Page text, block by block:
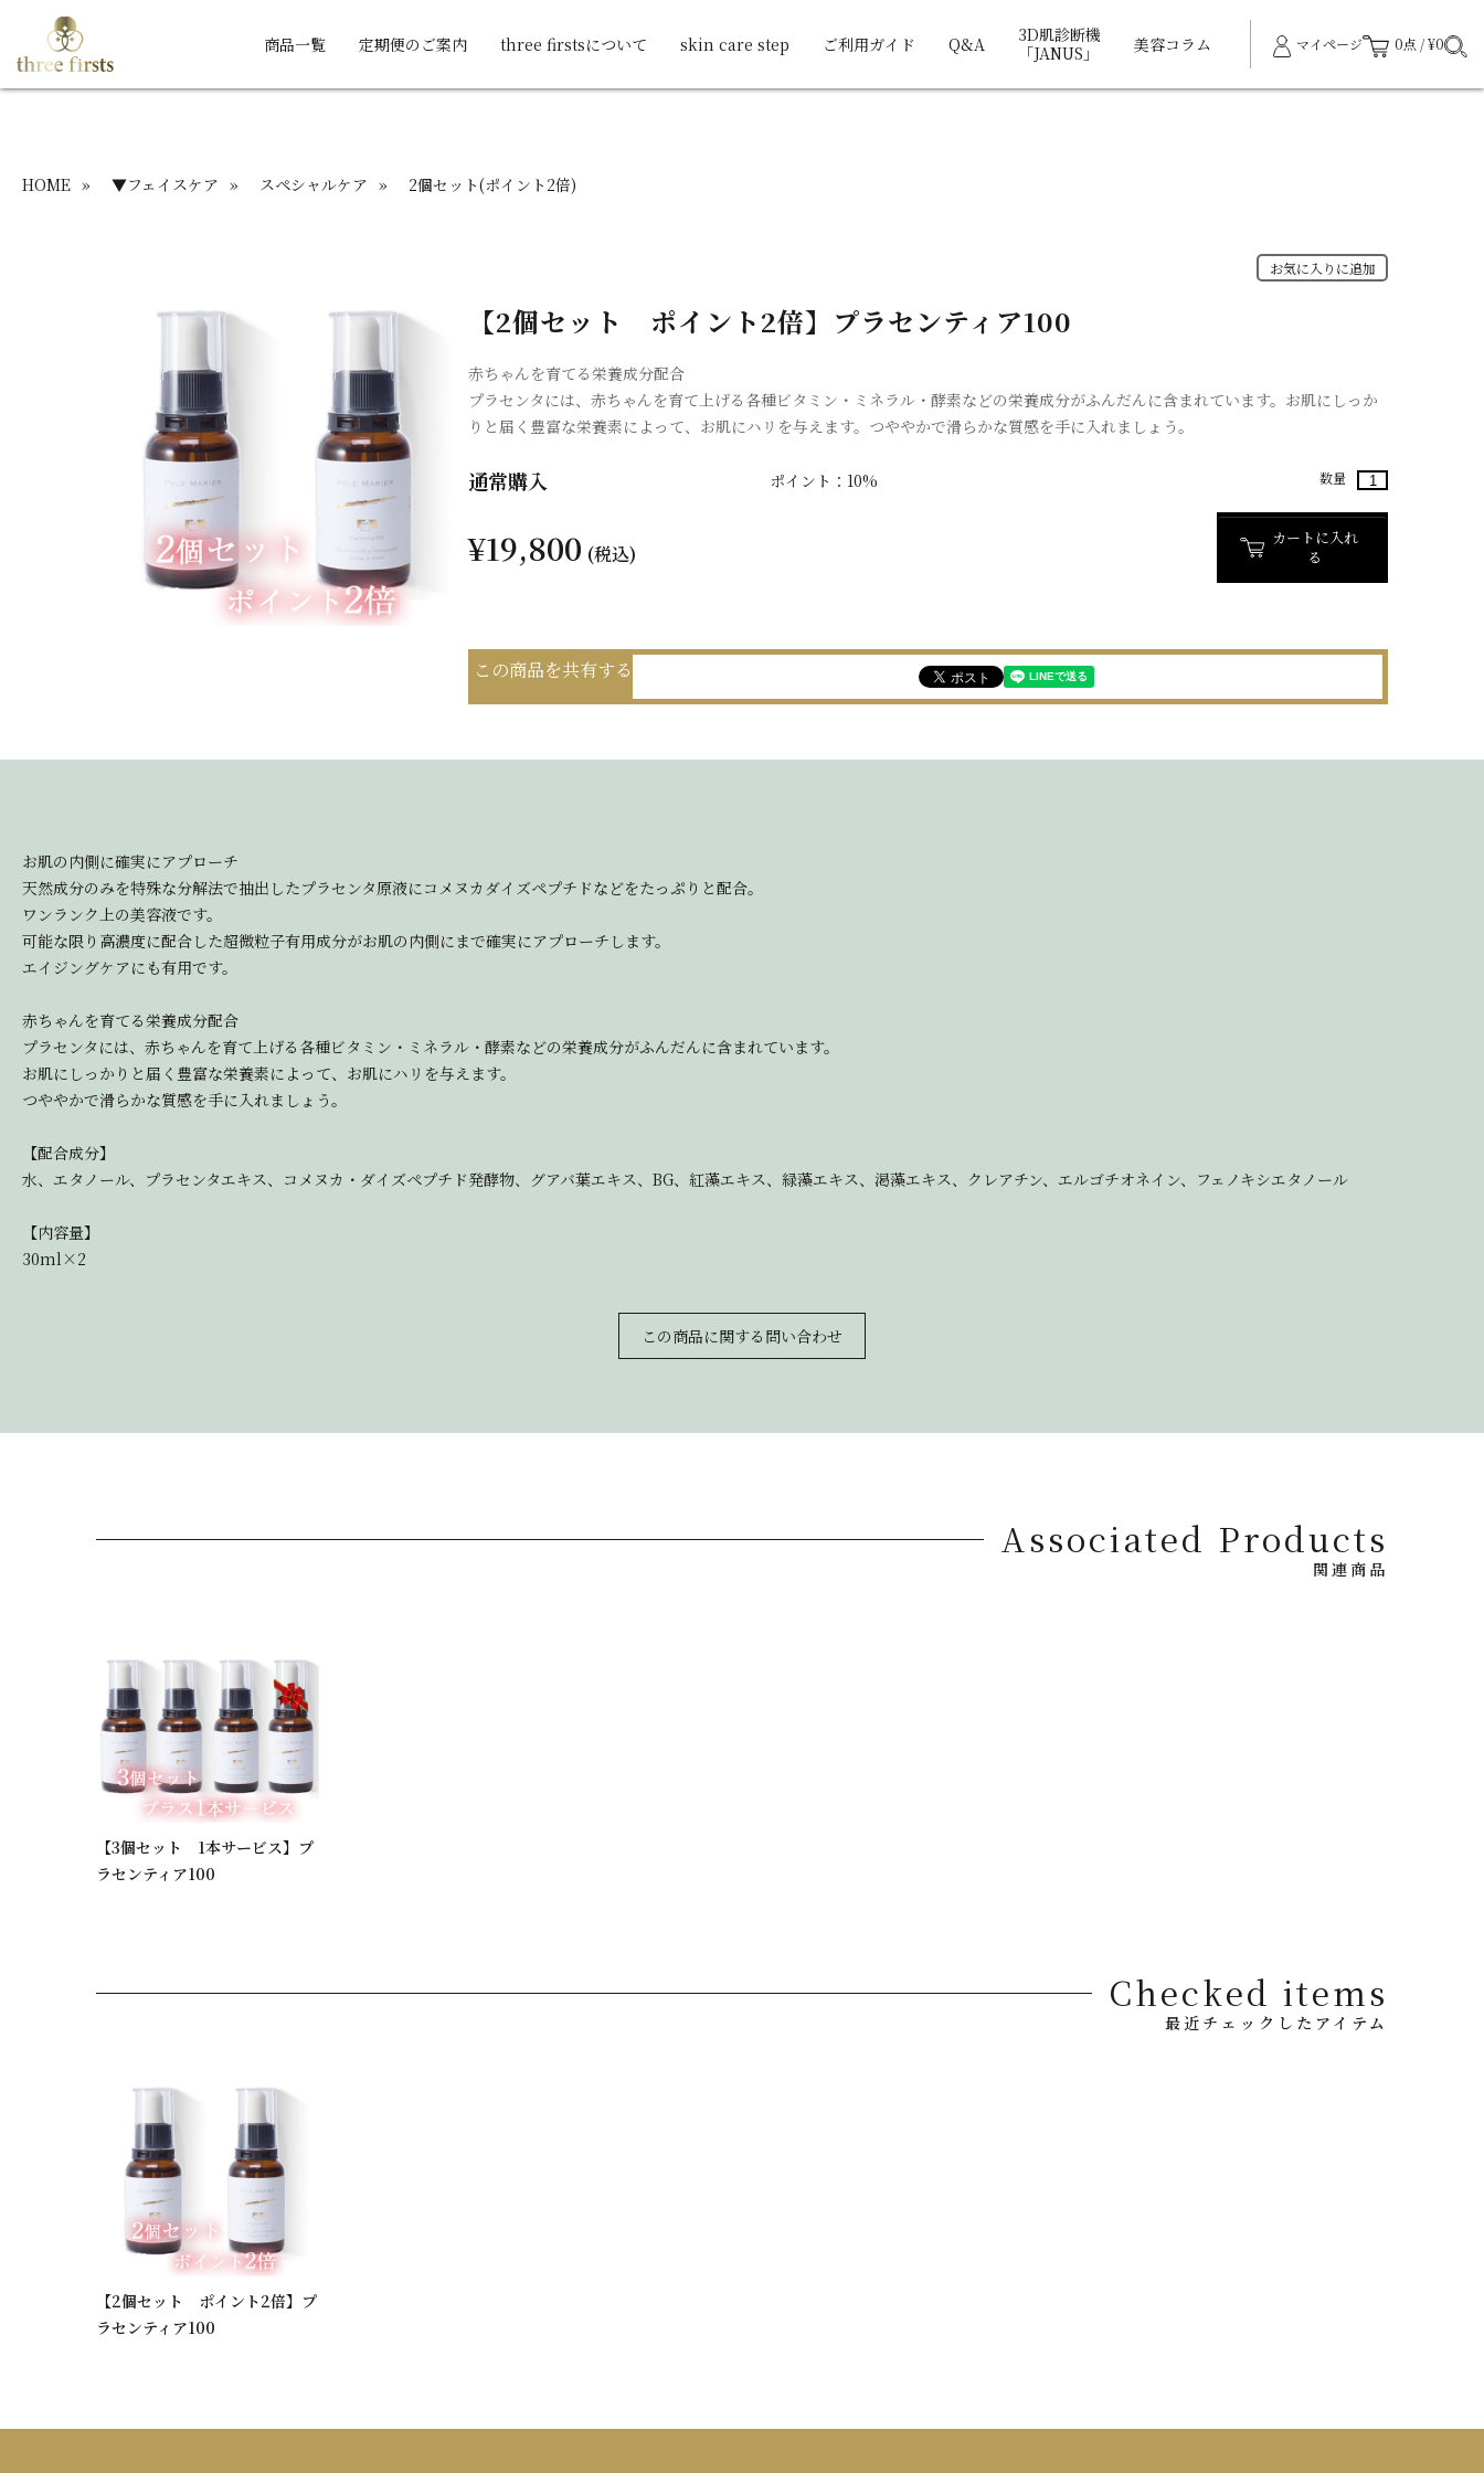
商品一覧 定期便のご案内 three firstsについて skin care step ご利用ガイド Q&A
3D肌診断機
「JANUS」
美容コラム マイページ 0点 / ¥0
HOME » ▼フェイスケア » スペシャルケア » 2個セット(ポイント2倍)
お気に入りに追加
【2個セット ポイント2倍】プラセンティア100
赤ちゃんを育てる栄養成分配合
プラセンタには、赤ちゃんを育て上げる各種ビタミン・ミネラル・酵素などの栄養成分がふんだんに含まれています。お肌にしっか
りと届く豊富な栄養素によって、お肌にハリを与えます。つややかで滑らかな質感を手に入れましょう。
通常購入 ポイント：10% 数量
¥19,800 (税込)
カートに入れ
る
この商品を共有する
お肌の内側に確実にアプローチ
天然成分のみを特殊な分解法で抽出したプラセンタ原液にコメヌカダイズペプチドなどをたっぷりと配合。
ワンランク上の美容液です。
可能な限り高濃度に配合した超微粒子有用成分がお肌の内側にまで確実にアプローチします。
エイジングケアにも有用です。
赤ちゃんを育てる栄養成分配合
プラセンタには、赤ちゃんを育て上げる各種ビタミン・ミネラル・酵素などの栄養成分がふんだんに含まれています。
お肌にしっかりと届く豊富な栄養素によって、お肌にハリを与えます。
つややかで滑らかな質感を手に入れましょう。
【配合成分】
水、エタノール、プラセンタエキス、コメヌカ・ダイズペプチド発酵物、グアバ葉エキス、BG、紅藻エキス、緑藻エキス、渇藻エキス、クレアチン、エルゴチオネイン、フェノキシエタノール
【内容量】
30ml×2
この商品に関する問い合わせ
Associated Products
関連商品
【3個セット 1本サービス】プ
ラセンティア100
Checked items
最近チェックしたアイテム
【2個セット ポイント2倍】プ
ラセンティア100